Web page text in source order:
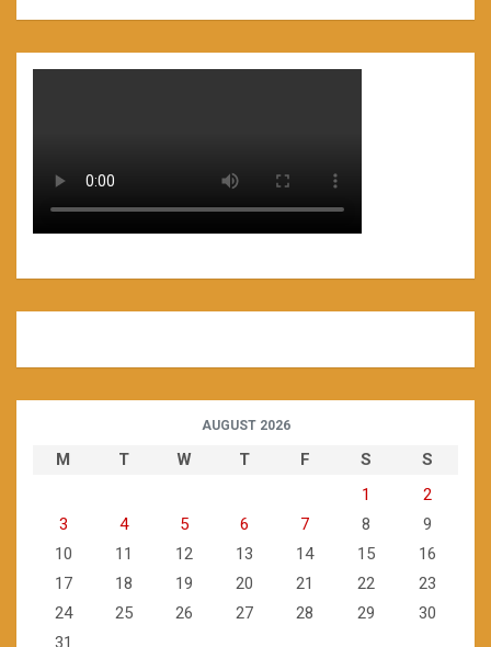
AUGUST 2026
M T W T F S
S
1
2
3
4 5 6 7 8
9
10
11 12 13 14 15
16
17
18 19 20 21 22
23
24
25 26 27 28 29
30
31